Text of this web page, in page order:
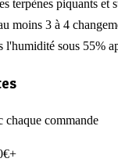
terpènes piquants et
moins 3 à 4
l'humidité sous 55%
chaque commande